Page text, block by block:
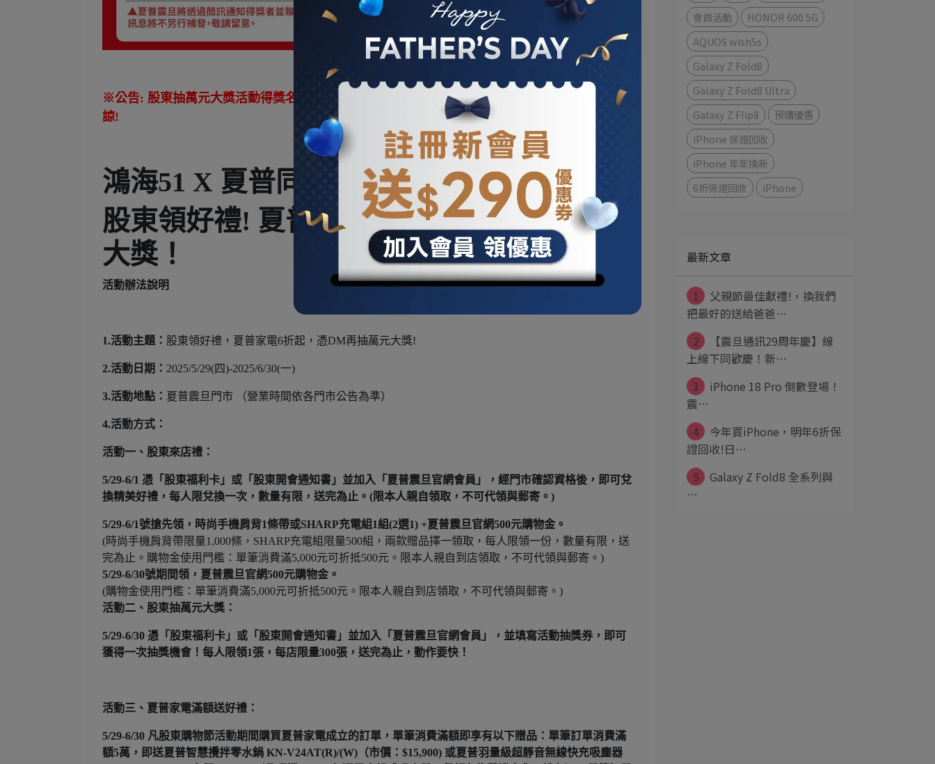
※公告: 股東抽萬元大獎活動得獎名單，因作業時程問題，將延期至8/15號公佈，如有不便敬請見
諒!
鴻海51 X 夏普同慶
股東領好禮! 夏普家電6折起!憑DM再抽萬元
大獎！
活動辦法說明
1.活動主題： 股東領好禮，夏普家電6折起，憑DM再抽萬元大獎!
2.活動日期： 2025/5/29(四)-2025/6/30(一)
3.活動地點： 夏普震旦門市 （營業時間依各門市公告為準）
4.活動方式：
活動一、股東來店禮：
5/29-6/1 憑「股東福利卡」或「股東開會通知書」並加入「夏普震旦官網會員」，經門市確認資格後，即可兌
換精美好禮，每人限兌換一次，數量有限，送完為止。(限本人親自領取，不可代領與郵寄。)
5/29-6/1號搶先領，時尚手機肩背1條帶或SHARP充電組1組(2選1) +夏普震旦官網500元購物金。
(時尚手機肩背帶限量1,000條，SHARP充電組限量500組，兩款贈品擇一領取，每人限領一份，數量有限，送
完為止。購物金使用門檻：單筆消費滿5,000元可折抵500元。限本人親自到店領取，不可代領與郵寄。)
5/29-6/30號期間領，夏普震旦官網500元購物金。
(購物金使用門檻：單筆消費滿5,000元可折抵500元。限本人親自到店領取，不可代領與郵寄。)
活動二、股東抽萬元大獎：
5/29-6/30 憑「股東福利卡」或「股東開會通知書」並加入「夏普震旦官網會員」， 並填寫活動抽獎券，即可
獲得一次抽獎機會！每人限領1張，每店限量300張，送完為止，動作要快！
活動三、夏普家電滿額送好禮：
5/29-6/30 凡股東購物節活動期間購買夏普家電成立的訂單，單筆消費滿額即享有以下贈品：單筆訂單消費滿
額5萬，即送夏普智慧攪拌零水鍋 KN-V24AT(R)/(W)（市價：$15,900) 或夏普羽量級超靜音無線快充吸塵器
會員活動
HONOR 600 5G
AQUOS wish5s
Galaxy Z Fold8
Galaxy Z Fold8 Ultra
Galaxy Z Flip8
預購優惠
iPhone 保證回收
iPhone 年年換新
6折保證回收
iPhone
最新文章
1
父親節最佳獻禮!，換我們
把最好的送給爸爸⋯
2
【震旦通訊29周年慶】線
上線下同歡慶！新⋯
3
iPhone 18 Pro 倒數登場！
震⋯
4
今年買iPhone，明年6折保
證回收!日⋯
5
Galaxy Z Fold8 全系列與
⋯